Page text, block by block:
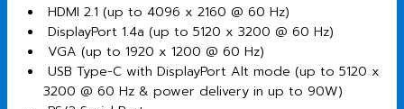
HDMI 2.1 (up to 4096 x 2160 @ 60 Hz)
DisplayPort 1.4a (up to 5120 x 3200 @ 60 Hz)
VGA (up to 1920 x 1200 @ 60 Hz)
USB Type-C with DisplayPort Alt mode (up to 5120 x
3200 @ 60 Hz & power delivery in up to 90W)